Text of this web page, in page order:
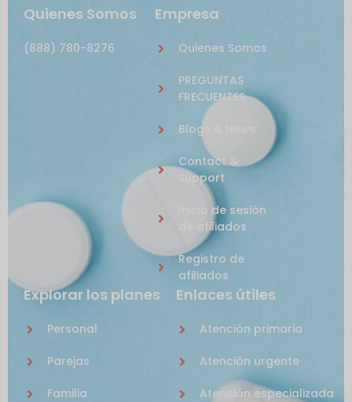
Quienes Somos
(888) 780-8276
Empresa
Quienes Somos
PREGUNTAS
FRECUENTES
Blogs & News
Contact &
Support
Inicio de sesión
de afiliados
Registro de
afiliados
Explorar los planes
Personal
Parejas
Familia
Enlaces útiles
Atención primaria
Atención urgente
Atención especializada